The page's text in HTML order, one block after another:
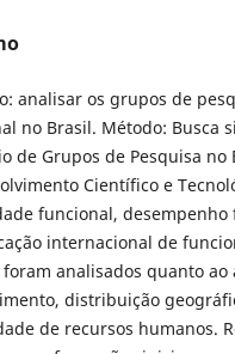
analisar os grupos de
no Brasil. Método: Busca
de Grupos de Pesquisa
Científico e
funcional,
internacional de
analisados quanto
distribuição
de recursos humanos.